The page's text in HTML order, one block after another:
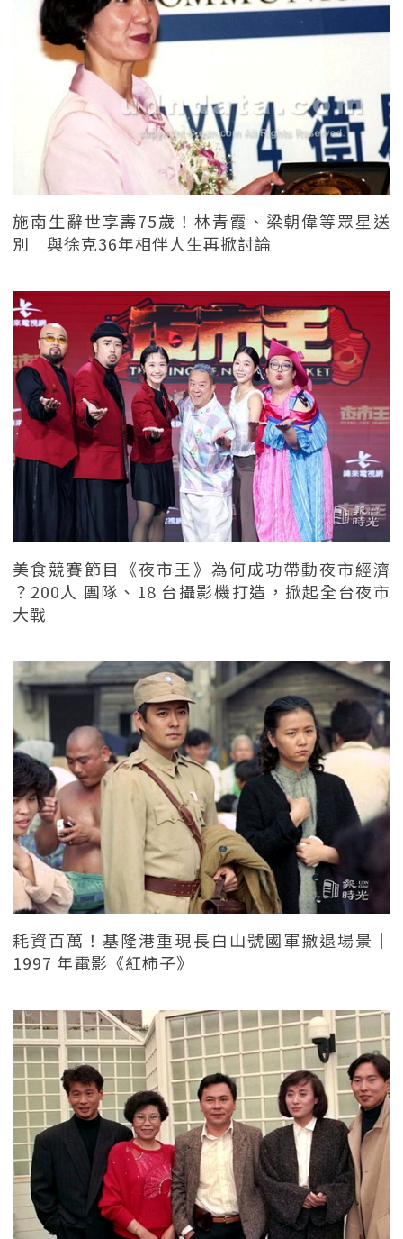
施南生辭世享壽75歲！林青霞、梁朝偉等眾星送
別 與徐克36年相伴人生再掀討論
美食競賽節目《夜市王》為何成功帶動夜市經濟
？200人 團隊、18 台攝影機打造，掀起全台夜市
大戰
耗資百萬！基隆港重現長白山號國軍撤退場景｜
1997 年電影《紅柿子》